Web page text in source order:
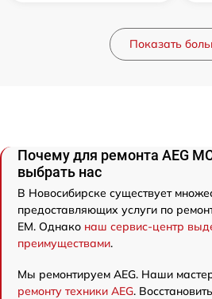
Показать
Почему для ремонта AEG
выбрать нас
В Новосибирске существует
предоставляющих услуги по
EM. Однако наш сервис-центр
преимуществами.
Мы ремонтируем AEG. Наши
ремонту техники AEG.